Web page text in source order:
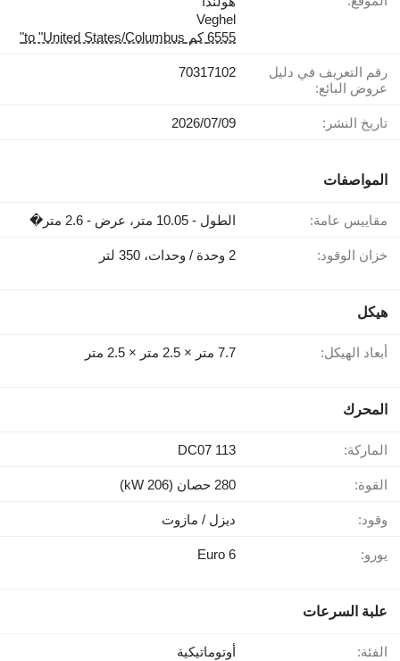
Veghel
6555 كم to "United States/Columbus"
رقم التعريف في دليل
عروض البائع:
70317102
تاريخ النشر: 09‏/07‏/2026
المواصفات
مقاييس عامة: الطول - 10.05 متر، عرض - 2.6 متر�
خزان الوقود: 2 وحدة / وحدات، 350 لتر
هيكل
أبعاد الهيكل: 7.7 متر × 2.5 متر × 2.5 متر
المحرك
الماركة: DC07 113
القوة: 280 حصان (206 kW)
وقود: ديزل / مازوت
يورو: Euro 6
علبة السرعات
الفئة: أوتوماتيكية